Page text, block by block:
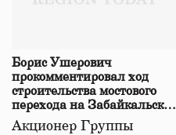
Борис Ушерович
прокомментировал ход
строительства мостового
перехода на Забайкальской
железной дороге
Акционер Группы